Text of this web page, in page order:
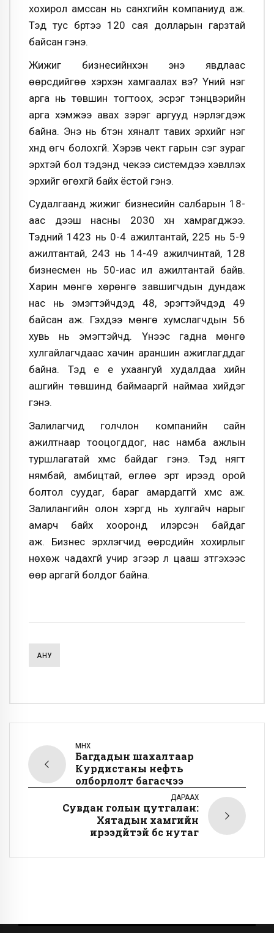
хохирол амссан нь санхүүгийн компаниуд аж.
Тэд тус бүртээ 120 сая долларын гарзтай
байсан гэнэ.
Жижиг бизнесийнхэн энэ явдлаас
өөрсдийгөө хэрхэн хамгаалах вэ? Үүний нэг
арга нь төвшин тогтоох, эсрэг тэнцвэрийн
арга хэмжээ авах зэрэг аргууд нэрлэгдэж
байна. Энэ нь бүтэн хяналт тавих эрхийг нэг
хүнд өгч болохгүй. Хэрэв чект гарын үсэг зураг
эрхтэй бол тэдэнд чекээ системдээ хэвлүүлэх
эрхийг өгөхгүй байх ёстой гэнэ.
Судалгаанд жижиг бизнесийн салбарын 18-
аас дээш насны 2030 хүн хамрагджээ.
Тэдний 1423 нь 0-4 ажилтантай, 225 нь 5-9
ажилтантай, 243 нь 14-49 ажилчинтай, 128
бизнесмен нь 50-иас илүү ажилтантай байв.
Харин мөнгө хөрөнгө завшигчдын дундаж
нас нь эмэгтэйчүүдэд 48, эрэгтэйчүүдэд 49
байсан аж. Гэхдээ мөнгө хумслагчдын 56
хувь нь эмэгтэйчүүд. Үүнээс гадна мөнгө
хулгайлагчдаас хачин араншин ажиглагддаг
байна. Тэд үе үе ухаангуй худалдаа хийн
ашгийн төвшинд баймааргүй наймаа хийдэг
гэнэ.
Залилагчид голчлон компанийн сайн
ажилтнаар тооцогддог, нас намба ажлын
туршлагатай хүмүүс байдаг гэнэ. Тэд нягт
нямбай, амбицтай, өглөө эрт ирээд орой
болтол суудаг, бараг амардаггүй хүмүүс аж.
Залилангийн олон хэргүүд нь хулгайч нарыг
амарч байх хооронд илэрсэн байдаг
аж. Бизнес эрхлэгчид өөрсдийн хохирлыг
нөхөж чадахгүй учир зүгээр л цааш зүтгэхээс
өөр аргагүй болдог байна.
АНУ
ӨМНӨХ
Багдадын шахалтаар
Курдистаны нефть
олборлолт багасчээ
ДАРААХ
Сувдан голын цутгалан:
Хятадын хамгийн
ирээдүйтэй бүс нутаг